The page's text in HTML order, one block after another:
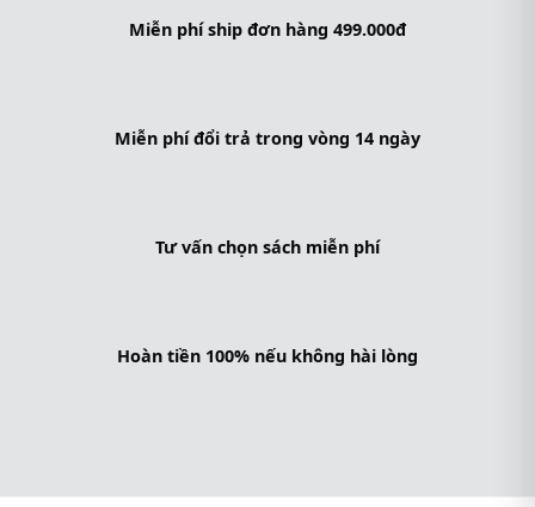
Miễn phí ship đơn hàng 499.000đ
Miễn phí đổi trả trong vòng 14 ngày
Tư vấn chọn sách miễn phí
Hoàn tiền 100% nếu không hài lòng